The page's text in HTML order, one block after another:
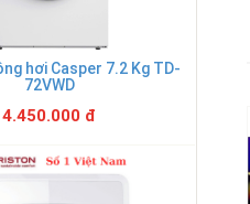
hơi Casper 7.2 Kg TD-
72VWD
4.450.000 đ